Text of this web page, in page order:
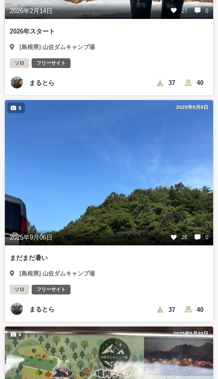
2026年2月14日 27 0
2026年スタート
[島根県] 山佐ダムキャンプ場
ソロ フリーサイト
まるとら 37 40
2025年9月8日
2025年9月06日 26 0
5
まだまだ暑い
[島根県] 山佐ダムキャンプ場
ソロ フリーサイト
まるとら 37 40
2025年5月30日
6